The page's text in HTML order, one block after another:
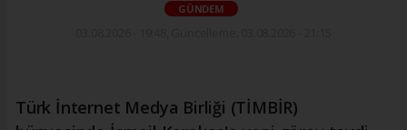
GÜNDEM
Türk İnternet Medya Birliği (TİMBİR)